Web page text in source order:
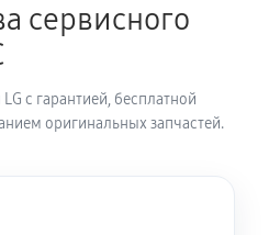
отделения
сервисного
с гарантией, бесплатной
оригинальных запчастей.